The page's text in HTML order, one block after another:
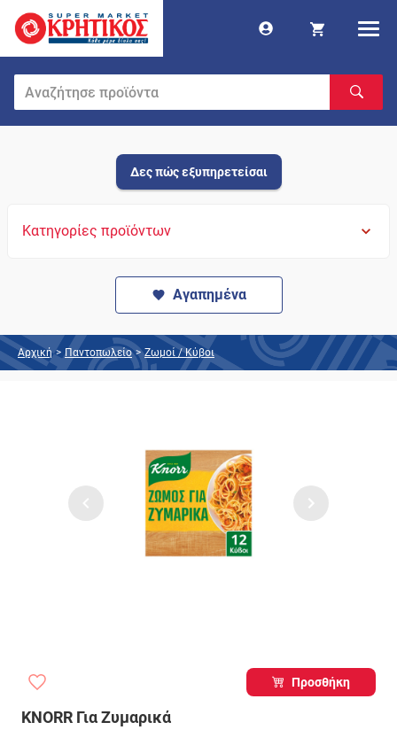
Δες πώς εξυπηρετείσαι
Κατηγορίες προϊόντων
Αγαπημένα
Αρχική > Παντοπωλείο > Ζωμοί / Κύβοι
Προσθήκη
KNORR Για Ζυμαρικά